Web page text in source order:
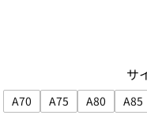
サ
A70
サイズで絞り込み: A70
A75
サイズで絞り込
A80
サイズで
A85
サ